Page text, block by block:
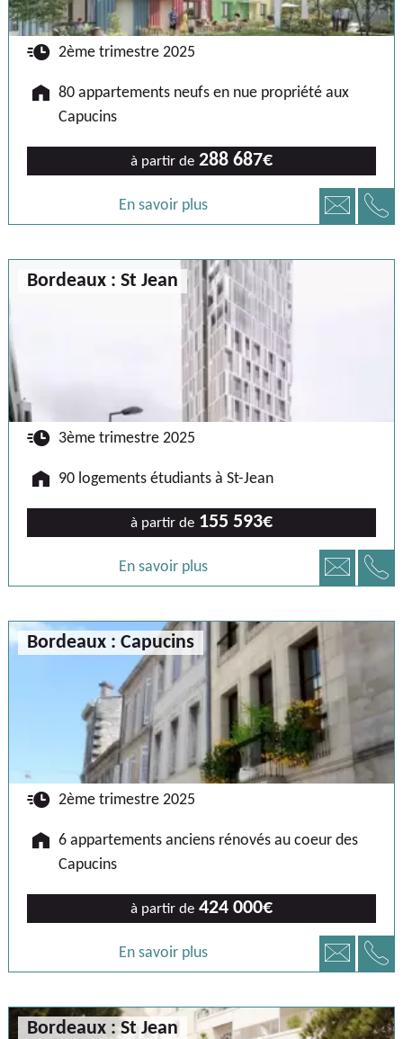
🕐 2ème trimestre 2025
🏠 80 appartements neufs en nue propriété aux
Capucins
à partir de 288 687€
En savoir plus 📧 📞
Bordeaux : St Jean
🕐 3ème trimestre 2025
🏠 90 logements étudiants à St-Jean
à partir de 155 593€
En savoir plus 📧 📞
Bordeaux : Capucins
🕐 2ème trimestre 2025
🏠 6 appartements anciens rénovés au coeur des
Capucins
à partir de 424 000€
En savoir plus 📧 📞
Bordeaux : St Jean